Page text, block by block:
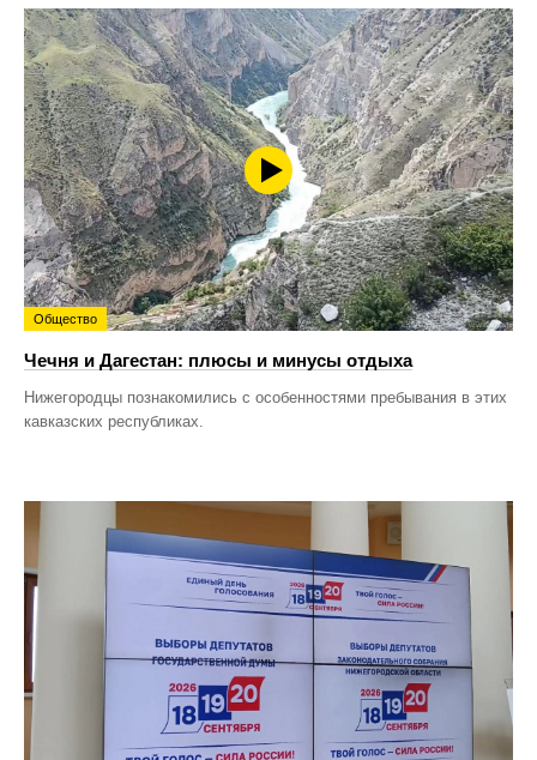
Общество
Чечня и Дагестан: плюсы и минусы отдыха
Нижегородцы познакомились с особенностями пребывания в этих
кавказских республиках.